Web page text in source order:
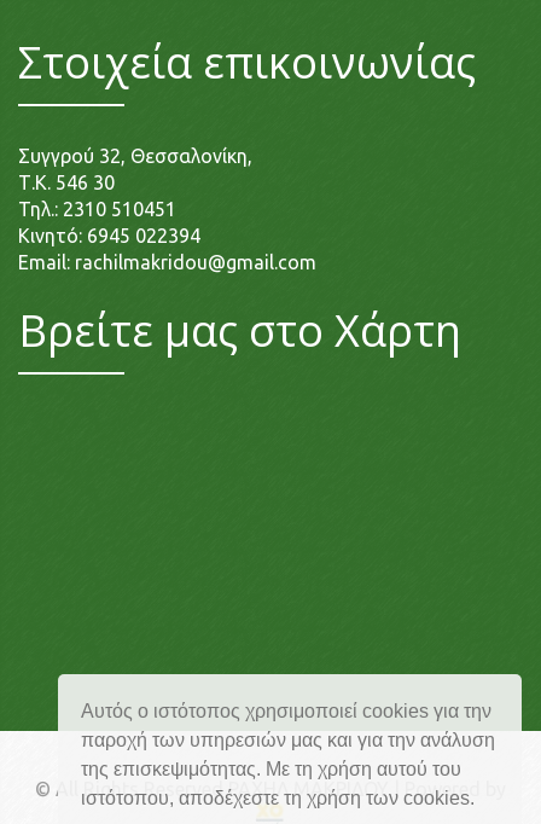
Αυτός ο ιστότοπος χρησιμοποιεί cookies για την
παροχή των υπηρεσιών μας και για την ανάλυση
της επισκεψιμότητας. Με τη χρήση αυτού του
ιστότοπου, αποδέχεστε τη χρήση των cookies.
Στοιχεία επικοινωνίας
Συγγρού 32, Θεσσαλονίκη,
Τ.Κ. 546 30
Τηλ.: 2310 510451
Κινητό: 6945 022394
Email: rachilmakridou@gmail.com
Βρείτε μας στο Χάρτη
© All Rights Reserved ΡΑΧΗΛ ΜΑΚΡΙΔΟΥ | Powered by